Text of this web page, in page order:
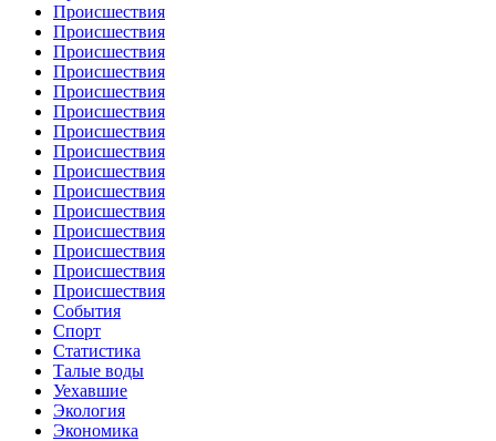
Происшествия
Происшествия
Происшествия
Происшествия
Происшествия
Происшествия
Происшествия
Происшествия
Происшествия
Происшествия
Происшествия
Происшествия
Происшествия
Происшествия
Происшествия
События
Спорт
Статистика
Талые воды
Уехавшие
Экология
Экономика